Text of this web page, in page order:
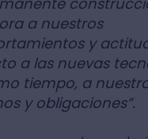
a nuestros
y
a las nuevas
tiempo, a
y obligaciones”.